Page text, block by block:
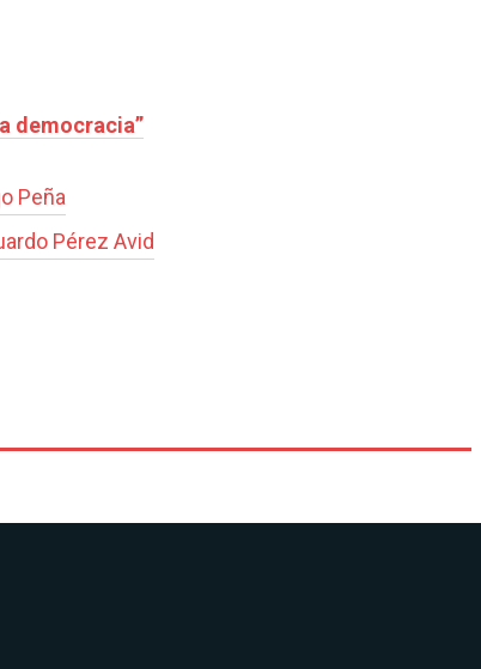
democracia”
Peña
Pérez Avid